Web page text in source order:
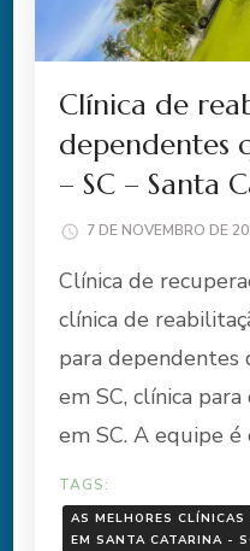
Clínica de
dependentes
– SC – Santa
7 DE NOVEMBRO DE
Clínica de
clínica de
para dependentes
em SC, clínica
em SC. A equipe
TAGS:
AS MELHORES
EM SANTA CATARINA -